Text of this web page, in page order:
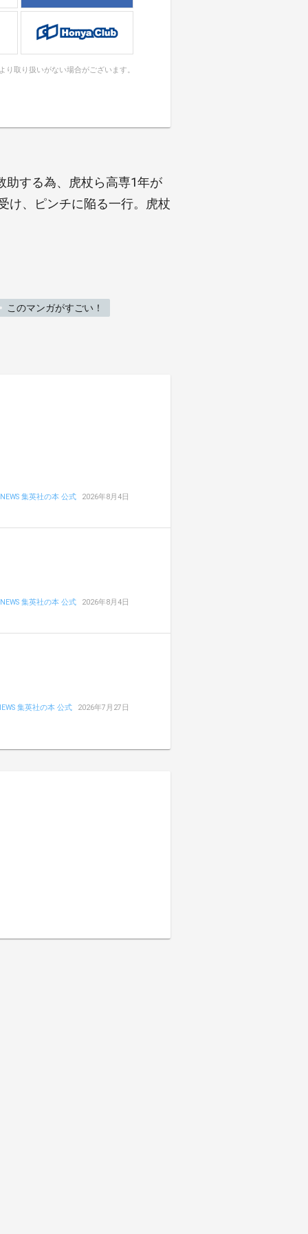
り取り扱いがない場合がございます。
助する為、虎杖ら高専1年が
け、ピンチに陥る一行。虎杖
このマンガがすごい！
NEWS 集英社の本 公式 2026年8月4日
NEWS 集英社の本 公式 2026年8月4日
集英社の本 公式 2026年7月27日